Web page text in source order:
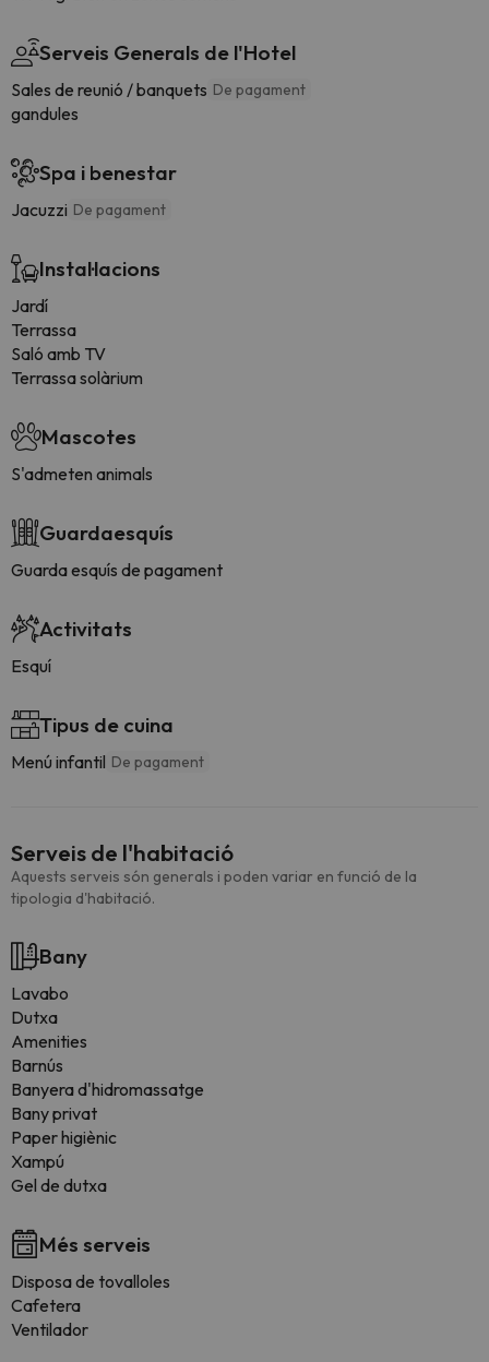
Serveis Generals de l'Hotel
Sales de reunió / banquets De pagament
gandules
Spa i benestar
Jacuzzi De pagament
Instal·lacions
Jardí
Terrassa
Saló amb TV
Terrassa solàrium
Mascotes
S'admeten animals
Guardaesquís
Guarda esquís de pagament
Activitats
Esquí
Tipus de cuina
Menú infantil De pagament
Serveis de l'habitació
Aquests serveis són generals i poden variar en funció de la
tipologia d'habitació.
Bany
Lavabo
Dutxa
Amenities
Barnús
Banyera d'hidromassatge
Bany privat
Paper higiènic
Xampú
Gel de dutxa
Més serveis
Disposa de tovalloles
Cafetera
Ventilador